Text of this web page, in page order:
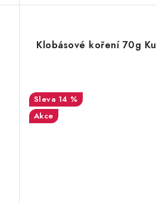
Klobásové koření 70g
14 %
Akce